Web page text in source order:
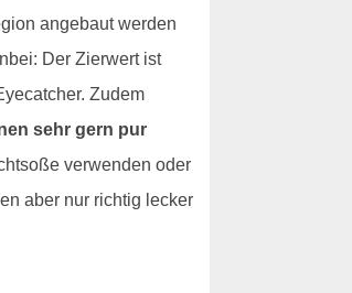
angebaut werden
Der Zierwert ist
Zudem
sehr gern pur
verwenden oder
aber nur richtig lecker